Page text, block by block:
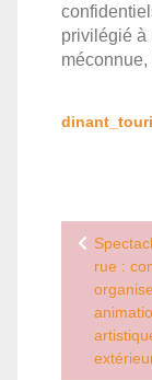
privilégié à
l’article
rue :